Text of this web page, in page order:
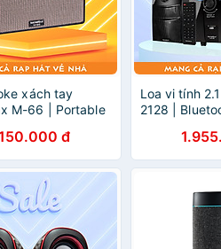
xách tay
M-66 | Portable
M66 | 3 Đường
6.5 Inch, công
| Bluetooth,
Optical, TRS,
Vào Guitar | Pin
Thời Gian Sử
- Hàng Chính
đ
Loa vi tính
2128 |
Bluetooth
USB, Thẻ
Loa Nghe
Chơi Game |
Xa - Hàng